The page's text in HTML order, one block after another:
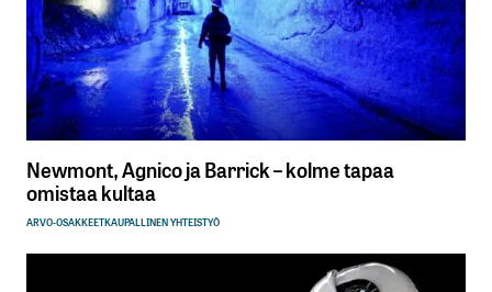
Newmont, Agnico ja Barrick – kolme tapaa
omistaa kultaa
ARVO-OSAKKEETKAUPALLINEN YHTEISTYÖ